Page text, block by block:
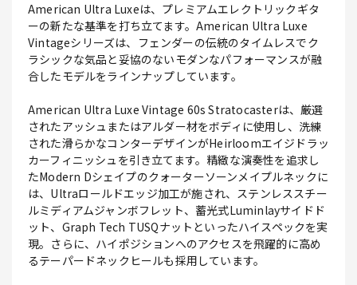
American Ultra Luxeは、プレミアムエレクトリックギタ
ーの新たな基準を打ち立てます。American Ultra Luxe
Vintageシリーズは、フェンダーの伝統のタイムレスでク
ラシックな気品と妥協のないモダンなパフォーマンスが融
合したモデルをラインナップしています。
American Ultra Luxe Vintage 60s Stratocasterは、厳選
されたアッシュまたはアルダー材をボディに使用し、洗練
された滑らかなコンターデザインがHeirloomエイジドラッ
カーフィニッシュを引き立てます。精緻な演奏性を追求し
たModern Dシェイプのクォーターソーンメイプルネックに
は、Ultraロールドエッジ加工が施され、ステンレススチー
ルミディアムジャンボフレット、蓄光式Luminlayサイドド
ット、Graph Tech TUSQナットといったハイスペックを実
現。さらに、ハイポジションへのアクセスを飛躍的に高め
るテーパードネックヒールも採用しています。